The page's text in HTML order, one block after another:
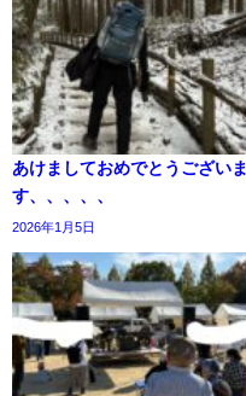
あけましておめでとうございま
す、、、、、
2026年1月5日